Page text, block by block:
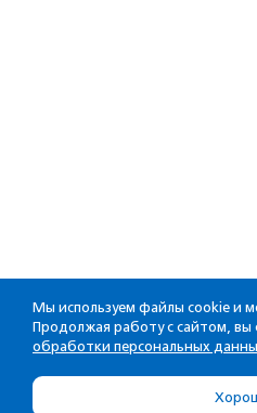
Мы используем файлы cookie и
Продолжая работу с сайтом, вы
обработки персональных